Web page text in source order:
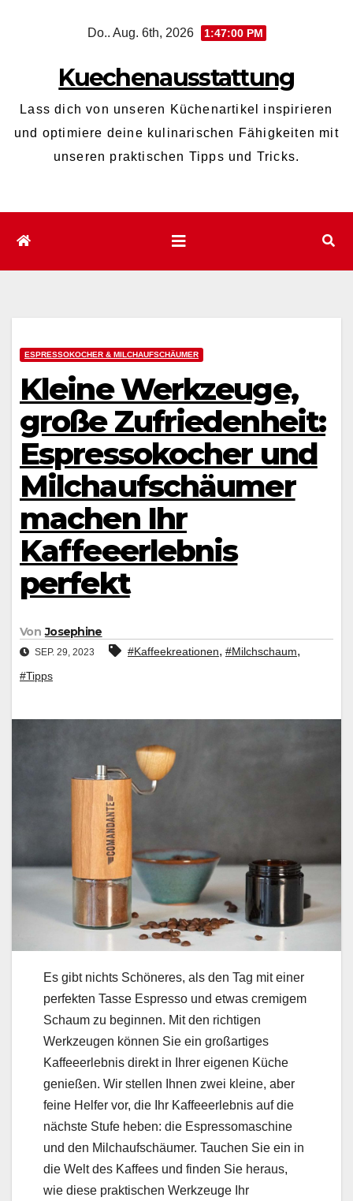
Do.. Aug. 6th, 2026 1:47:01 PM
Kuechenausstattung
Lass dich von unseren Küchenartikel inspirieren
und optimiere deine kulinarischen Fähigkeiten mit
unseren praktischen Tipps und Tricks.
ESPRESSOKOCHER & MILCHAUFSCHÄUMER
Kleine Werkzeuge,
große Zufriedenheit:
Espressokocher und
Milchaufschäumer
machen Ihr
Kaffeeerlebnis
perfekt
Von Josephine
SEP. 29, 2023 #Kaffeekreationen, #Milchschaum,
#Tipps
Es gibt nichts Schöneres, als den Tag mit einer
perfekten Tasse Espresso und etwas cremigem
Schaum zu beginnen. Mit den richtigen
Werkzeugen können Sie ein großartiges
Kaffeeerlebnis direkt in Ihrer eigenen Küche
genießen. Wir stellen Ihnen zwei kleine, aber
feine Helfer vor, die Ihr Kaffeeerlebnis auf die
nächste Stufe heben: die Espressomaschine
und den Milchaufschäumer. Tauchen Sie ein in
die Welt des Kaffees und finden Sie heraus,
wie diese praktischen Werkzeuge Ihr